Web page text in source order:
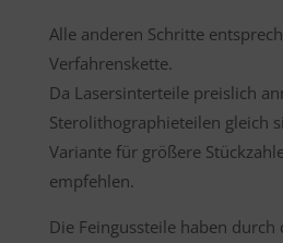
Alle anderen Schritte
Verfahrenskette.
Da Lasersinterteile preislich
Sterolithographieteilen gleich
Variante für größere
empfehlen.
Die Feingussteile haben